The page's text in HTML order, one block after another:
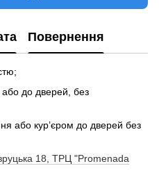
Повернення
до дверей, без
або кур’єром до дверей без
18, ТРЦ "Promenada